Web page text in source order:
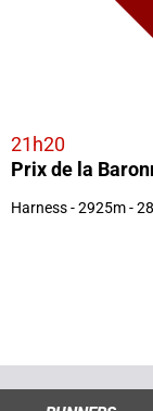
21h20
Prix de la
Harness - 2925m -